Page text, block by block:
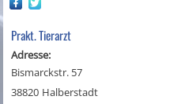
Prakt. Tierarzt
Adresse:
Bismarckstr. 57
38820 Halberstadt